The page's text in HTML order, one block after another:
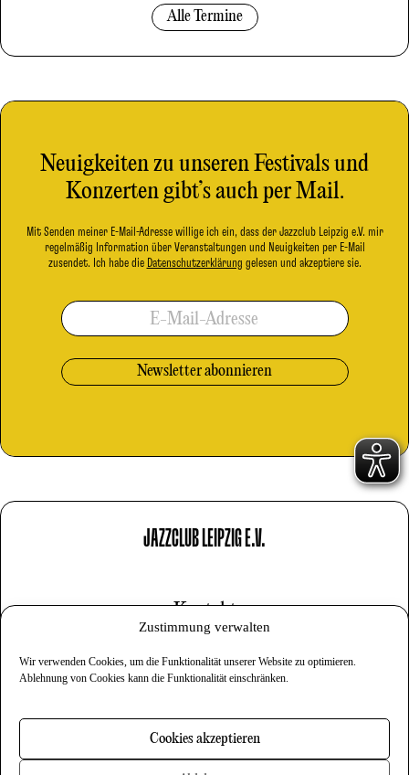
Zustimmung verwalten
Wir verwenden Cookies, um die Funktionalität unserer Website zu optimieren.
Ablehnung von Cookies kann die Funktionalität einschränken.
Cookies akzeptieren
Alle Termine
Neuigkeiten zu unseren Festivals und
Konzerten gibt’s auch per Mail.
Mit Senden meiner E-Mail-Adresse willige ich ein, dass der Jazzclub Leipzig e.V. mir
regelmäßig Information über Veranstaltungen und Neuigkeiten per E-Mail
zusendet. Ich habe die Datenschutzerklärung gelesen und akzeptiere sie.
E-Mail-Adresse
JAZZCLUB LEIPZIG E.V.
Kontakt
Datenschutz
Newsletter